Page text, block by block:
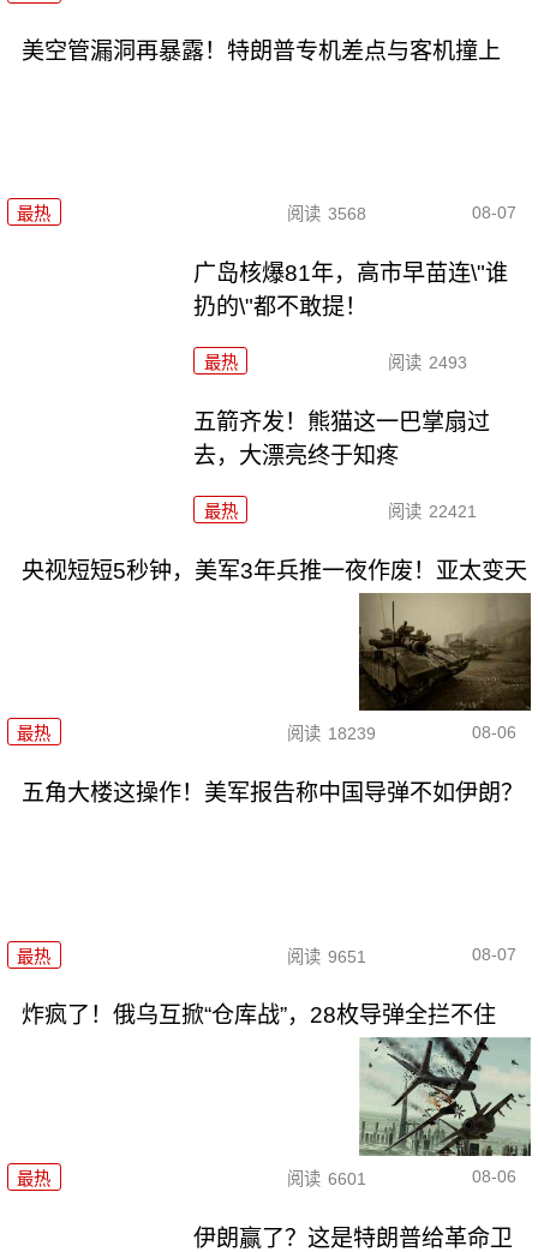
美空管漏洞再暴露！特朗普专机差点与客机撞上
最热 阅读 3568 08-07
广岛核爆81年，高市早苗连\"谁
扔的\"都不敢提！
最热 阅读 2493
五箭齐发！熊猫这一巴掌扇过
去，大漂亮终于知疼
最热 阅读 22421
央视短短5秒钟，美军3年兵推一夜作废！亚太变天
最热 阅读 18239 08-06
五角大楼这操作！美军报告称中国导弹不如伊朗？
最热 阅读 9651 08-07
炸疯了！俄乌互掀“仓库战”，28枚导弹全拦不住
最热 阅读 6601 08-06
伊朗赢了？这是特朗普给革命卫